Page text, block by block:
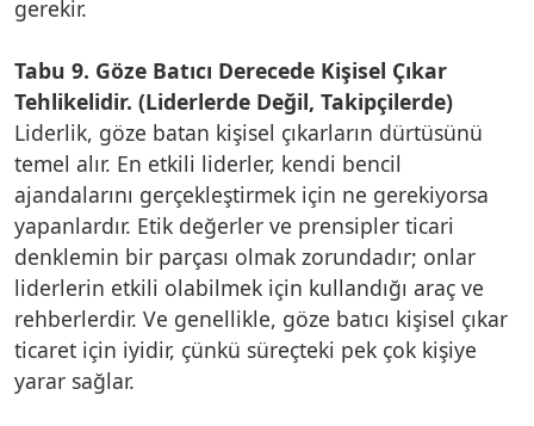
gerekir.
Tabu 9. Göze Batıcı Derecede Kişisel Çıkar
Tehlikelidir. (Liderlerde Değil, Takipçilerde)
Liderlik, göze batan kişisel çıkarların dürtüsünü
temel alır. En etkili liderler, kendi bencil
ajandalarını gerçekleştirmek için ne gerekiyorsa
yapanlardır. Etik değerler ve prensipler ticari
denklemin bir parçası olmak zorundadır; onlar
liderlerin etkili olabilmek için kullandığı araç ve
rehberlerdir. Ve genellikle, göze batıcı kişisel çıkar
ticaret için iyidir, çünkü süreçteki pek çok kişiye
yarar sağlar.